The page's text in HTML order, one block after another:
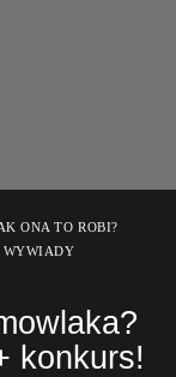
ONA TO ROBI?
WYWIADY
konkurs!